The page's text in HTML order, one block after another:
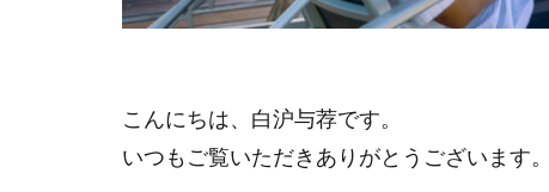
こんにちは、白沪与荐です。
いつもご覧いただきありがとうございます。